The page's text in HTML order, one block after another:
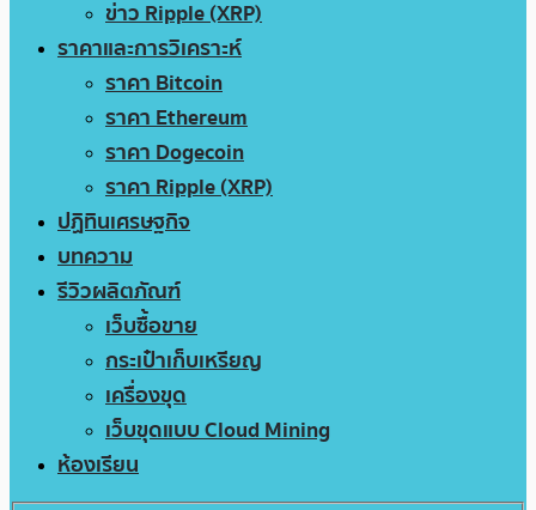
ข่าว Ripple (XRP)
ราคาและการวิเคราะห์
ราคา Bitcoin
ราคา Ethereum
ราคา Dogecoin
ราคา Ripple (XRP)
ปฏิทินเศรษฐกิจ
บทความ
รีวิวผลิตภัณฑ์
เว็บซื้อขาย
กระเป๋าเก็บเหรียญ
เครื่องขุด
เว็บขุดแบบ Cloud Mining
ห้องเรียน